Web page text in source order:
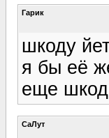
Гарик
шкоду
я бы её
еще
СаЛут